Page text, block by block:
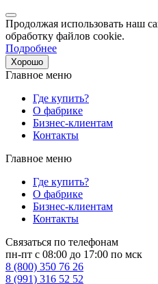
Продолжая использовать наш
обработку файлов cookie.
Подробнее
Хорошо
Главное меню
Где купить?
О фабрике
Бизнес-клиентам
Контакты
Главное меню
Где купить?
О фабрике
Бизнес-клиентам
Контакты
Связаться по телефонам
пн-пт с 08:00 до 17:00 по мск
8 (800) 350 76 26
8 (991) 316 52 52